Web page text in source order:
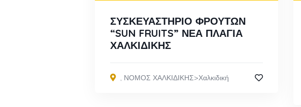
ΣΥΣΚΕΥΑΣΤΗΡΙΟ ΦΡΟΥΤΩΝ
“SUN FRUITS” ΝΕΑ ΠΛΑΓΙΑ
ΧΑΛΚΙΔΙΚΗΣ
, ΝΟΜΟΣ ΧΑΛΚΙΔΙΚΗΣ>Χαλκιδική